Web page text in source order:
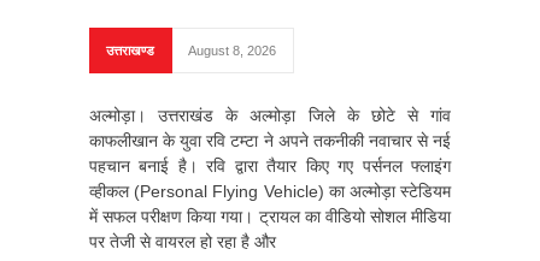
उत्तराखण्ड August 8, 2026
अल्मोड़ा। उत्तराखंड के अल्मोड़ा जिले के छोटे से गांव
काफलीखान के युवा रवि टम्टा ने अपने तकनीकी नवाचार से नई
पहचान बनाई है। रवि द्वारा तैयार किए गए पर्सनल फ्लाइंग
व्हीकल (Personal Flying Vehicle) का अल्मोड़ा स्टेडियम
में सफल परीक्षण किया गया। ट्रायल का वीडियो सोशल मीडिया
पर तेजी से वायरल हो रहा है और